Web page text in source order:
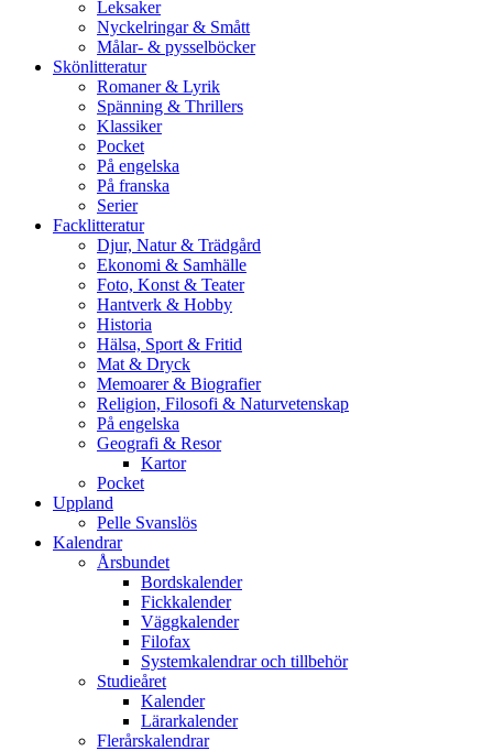
Leksaker
Nyckelringar & Smått
Målar- & pysselböcker
Skönlitteratur
Romaner & Lyrik
Spänning & Thrillers
Klassiker
Pocket
På engelska
På franska
Serier
Facklitteratur
Djur, Natur & Trädgård
Ekonomi & Samhälle
Foto, Konst & Teater
Hantverk & Hobby
Historia
Hälsa, Sport & Fritid
Mat & Dryck
Memoarer & Biografier
Religion, Filosofi & Naturvetenskap
På engelska
Geografi & Resor
Kartor
Pocket
Uppland
Pelle Svanslös
Kalendrar
Årsbundet
Bordskalender
Fickkalender
Väggkalender
Filofax
Systemkalendrar och tillbehör
Studieåret
Kalender
Lärarkalender
Flerårskalendrar